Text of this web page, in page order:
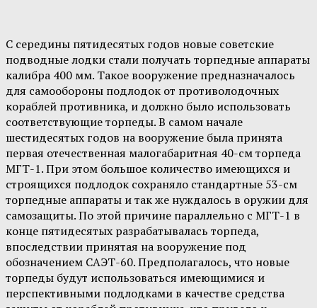
С середины пятидесятых годов новые советские
подводные лодки стали получать торпедные аппараты
калибра 400 мм. Такое вооружение предназначалось
для самообороны подлодок от противолодочных
кораблей противника, и должно было использовать
соответствующие торпеды. В самом начале
шестидесятых годов на вооружение была принята
первая отечественная малогабаритная 40-см торпеда
МГТ-1. При этом большое количество имеющихся и
строящихся подлодок сохраняло стандартные 53-см
торпедные аппараты и так же нуждалось в оружии для
самозащиты. По этой причине параллельно с МГТ-1 в
конце пятидесятых разрабатывалась торпеда,
впоследствии принятая на вооружение под
обозначением САЭТ-60. Предполагалось, что новые
торпеды будут использоваться имеющимися и
перспективными подлодками в качестве средства